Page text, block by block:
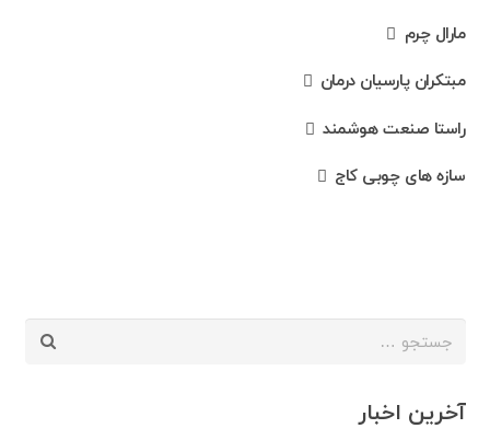
مارال چرم
مبتکران پارسیان درمان
راستا صنعت هوشمند
سازه های چوبی کاج
جستجو
آخرین اخبار